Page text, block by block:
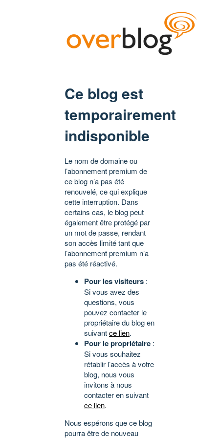
Ce blog est
temporairement
indisponible
Le nom de domaine ou
l’abonnement premium de
ce blog n’a pas été
renouvelé, ce qui explique
cette interruption. Dans
certains cas, le blog peut
également être protégé par
un mot de passe, rendant
son accès limité tant que
l’abonnement premium n’a
pas été réactivé.
Pour les visiteurs :
Si vous avez des
questions, vous
pouvez contacter le
propriétaire du blog en
suivantce lien.
Pour le propriétaire :
Si vous souhaitez
rétablir l’accès à votre
blog, nous vous
invitons à nous
contacter en suivant
ce lien.
Nous espérons que ce blog
pourra être de nouveau